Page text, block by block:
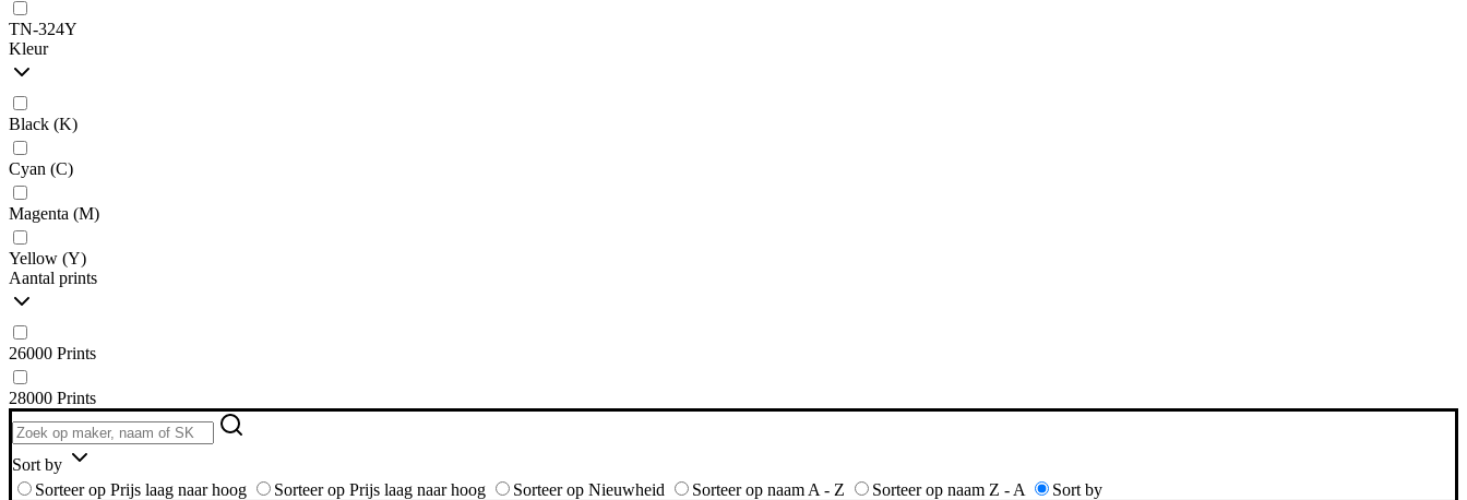
TN-324Y
Kleur
Black (K)
Cyan (C)
Magenta (M)
Yellow (Y)
Aantal prints
26000 Prints
28000 Prints
Sort by
Sorteer op Prijs laag naar hoog
Sorteer op Prijs laag naar hoog Sorteer op Nieuwheid Sorteer op naam A - Z Sorteer op naam Z - A
Sort by